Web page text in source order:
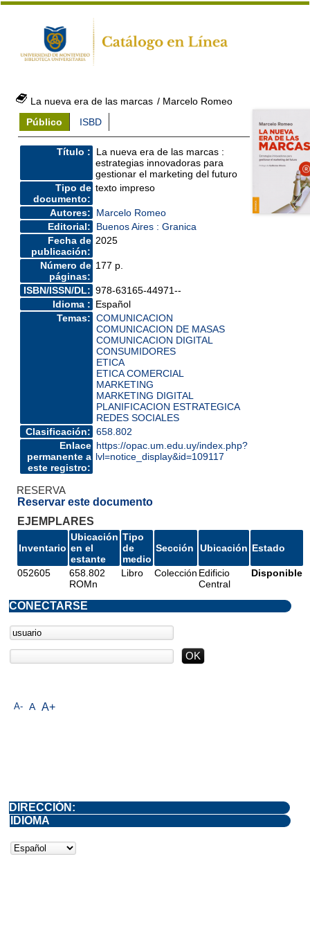
La nueva era de las marcas / Marcelo Romeo
Público
ISBD
Título :
La nueva era de las marcas :
estrategias innovadoras para
gestionar el marketing del futuro
Tipo de
documento:
texto impreso
Autores:
Marcelo Romeo
Editorial:
Buenos Aires : Granica
Fecha de
publicación:
2025
Número de
páginas:
177 p.
ISBN/ISSN/DL: 978-63165-44971--
Idioma : Español
Temas: COMUNICACION
COMUNICACION DE MASAS
COMUNICACION DIGITAL
CONSUMIDORES
ETICA
ETICA COMERCIAL
MARKETING
MARKETING DIGITAL
PLANIFICACION ESTRATEGICA
REDES SOCIALES
Clasificación: 658.802
Enlace
permanente a
este registro:
https://opac.um.edu.uy/index.php?
lvl=notice_display&id=109117
RESERVA
Reservar este documento
EJEMPLARES
Inventario
Ubicación
en el
estante
Tipo
de
medio
Sección Ubicación Estado
052605
658.802
ROMn
Libro Colección Edificio
Central
Disponible
A- A A+
CONECTARSE
DIRECCIÓN:
IDIOMA